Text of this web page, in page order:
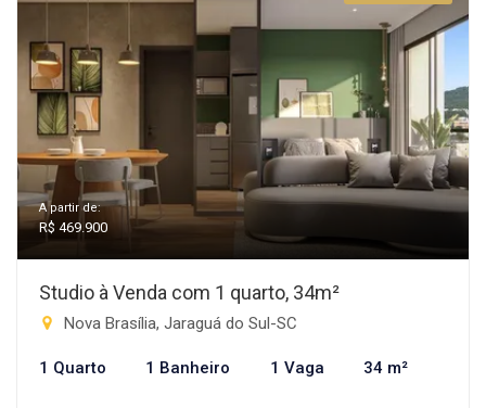
A partir de:
R$ 469.900
Studio à Venda com 1 quarto, 34m²
Nova Brasília, Jaraguá do Sul-SC
1 Quarto 1 Banheiro 1 Vaga 34 m²